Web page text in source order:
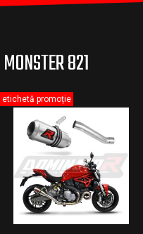
MONSTER 821
etichetă promoție